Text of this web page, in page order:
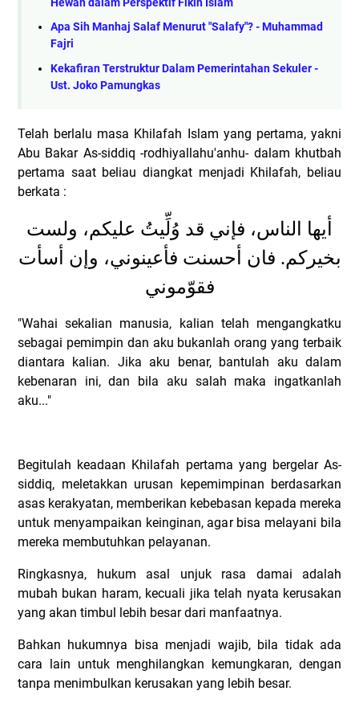
Apa Sih Manhaj Salaf Menurut "Salafy"? - Muhammad
Fajri
Kekafiran Terstruktur Dalam Pemerintahan Sekuler -
Ust. Joko Pamungkas
Telah berlalu masa Khilafah Islam yang pertama, yakni
Abu Bakar As-siddiq -rodhiyallahu'anhu- dalam khutbah
pertama saat beliau diangkat menjadi Khilafah, beliau
berkata :
أيها الناس، فإني قد وُلِّيتُ عليكم، ولست
بخيركم. فان أحسنت فأعينوني، وإن أسأت
فقوّموني
"Wahai sekalian manusia, kalian telah mengangkatku
sebagai pemimpin dan aku bukanlah orang yang terbaik
diantara kalian. Jika aku benar, bantulah aku dalam
kebenaran ini, dan bila aku salah maka ingatkanlah
aku..."
Begitulah keadaan Khilafah pertama yang bergelar As-
siddiq, meletakkan urusan kepemimpinan berdasarkan
asas kerakyatan, memberikan kebebasan kepada mereka
untuk menyampaikan keinginan, agar bisa melayani bila
mereka membutuhkan pelayanan.
Ringkasnya, hukum asal unjuk rasa damai adalah
mubah bukan haram, kecuali jika telah nyata kerusakan
yang akan timbul lebih besar dari manfaatnya.
Bahkan hukumnya bisa menjadi wajib, bila tidak ada
cara lain untuk menghilangkan kemungkaran, dengan
tanpa menimbulkan kerusakan yang lebih besar.